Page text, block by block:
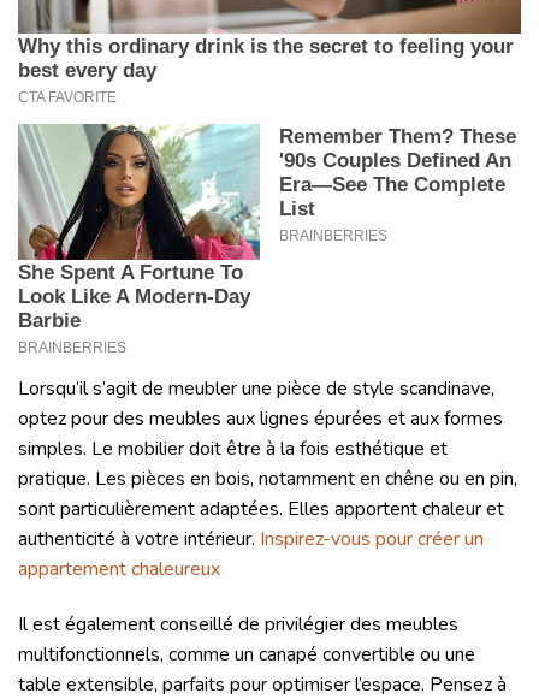
Lorsqu’il s’agit de meubler une pièce de style scandinave,
optez pour des meubles aux lignes épurées et aux formes
simples. Le mobilier doit être à la fois esthétique et
pratique. Les pièces en bois, notamment en chêne ou en pin,
sont particulièrement adaptées. Elles apportent chaleur et
authenticité à votre intérieur. Inspirez-vous pour créer un
appartement chaleureux
Il est également conseillé de privilégier des meubles
multifonctionnels, comme un canapé convertible ou une
table extensible, parfaits pour optimiser l’espace. Pensez à